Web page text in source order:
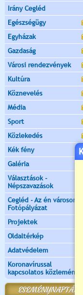
Irány Cegléd
Egészségügy
Egyházak
Gazdaság
Városi rendezvények
Kultúra
Köznevelés
Média
Sport
Közlekedés
Kék fény
Galéria
Választások -
Népszavazások
Cegléd - Az én városom -
Fotópályázat
Projektek
Oldaltérkép
Adatvédelem
Koronavírussal
kapcsolatos közlemények
ESEMÉNYNAPTÁR